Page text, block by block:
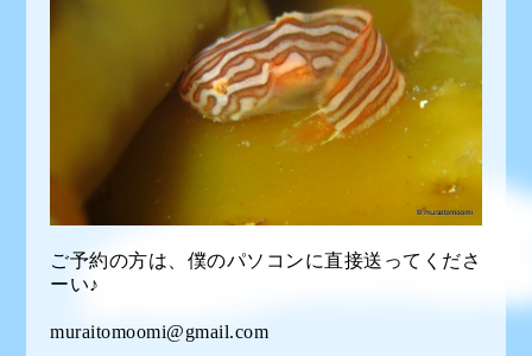
ご予約の方は、僕のパソコンに直接送ってくださ
ーい♪
muraitomoomi@gmail.com